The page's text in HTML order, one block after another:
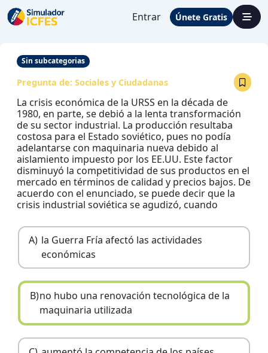
Entrar Únete Gratis
Sin subcategorias
Pregunta de: Sociales y Ciudadanas
La crisis económica de la URSS en la década de
1980, en parte, se debió a la lenta transformación
de su sector industrial. La producción resultaba
costosa para el Estado soviético, pues no podía
adelantarse con maquinaria nueva debido al
aislamiento impuesto por los EE.UU. Este factor
disminuyó la competitividad de sus productos en el
mercado en términos de calidad y precios bajos. De
acuerdo con el enunciado, se puede decir que la
crisis industrial soviética se agudizó, cuando
A) la Guerra Fría afectó las actividades
económicas
B)no hubo una renovación tecnológica de la
maquinaria utilizada